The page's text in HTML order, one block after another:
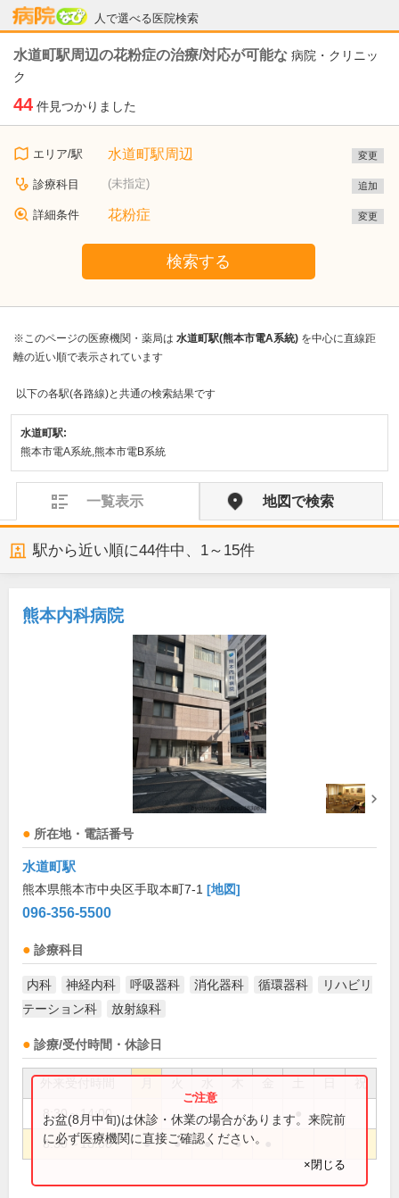
人で選べる医院検索
病院なび
水道町駅周辺の花粉症の治療/対応が可能な 病院・クリニッ
ク
44 件見つかりました
エリア/駅 水道町駅周辺 変更
診療科目 (未指定) 追加
詳細条件 花粉症 変更
検索する
※このページの医療機関・薬局は 水道町駅(熊本市電A系統) を中心に直線距
離の近い順で表示されています
以下の各駅(各路線)と共通の検索結果です
水道町駅:
熊本市電A系統,熊本市電B系統
一覧表示 地図で検索
駅から近い順に44件中、 1～15件
熊本内科病院
所在地・電話番号
水道町駅
熊本県熊本市中央区手取本町7-1 [地図]
096-356-5500
診療科目
内科 神経内科 呼吸器科 消化器科 循環器科
リハビリ
テーション科
放射線科
診療/受付時間・休診日
祝
8:30～14:00
8:30～18:00 ● ● ● ●
お盆(8月中旬)は休診・休業の場合があります。来院前
に必ず医療機関に直接ご確認ください。
×閉じる